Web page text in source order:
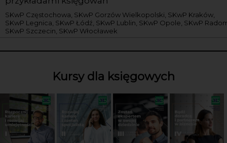
SKwP Częstochowa, SKwP Gorzów Wielkopolski, SKwP Kraków,
SKwP Legnica, SKwP Łódź, SKwP Lublin, SKwP Opole, SKwP
SKwP Szczecin, SKwP Włocławek
Kursy dla księgowych